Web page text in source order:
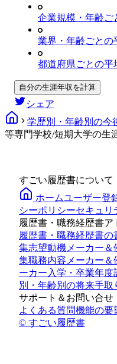
企業規模・年齢ご
業界・年齢ごとの
都道府県ごとの平
自分の生涯年収を計算
シェア
学歴別・年齢別の今
等専門学校/短期大学の生
すごい履歴書について
ホームユーザー登
シーポリシーセキュリ
履歴書・職務経歴書ア
履歴書・職務経歴書の
集志望動機メーカー＆
集職務内容メーカー＆
ーカー 入学・卒業年度
別・年齢別の将来手取
サポート＆お問い合せ
よくある質問機能の要
© すごい履歴書